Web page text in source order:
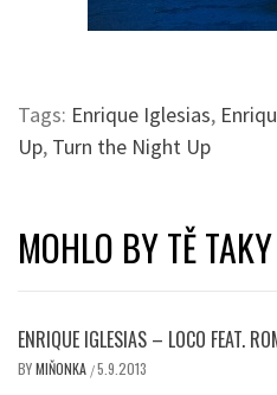
Tags: Enrique Iglesias,
Up, Turn the Night Up
MOHLO BY TĚ
ENRIQUE IGLESIAS – LOCO FEAT.
BYMIŇONKA /5.9.2013